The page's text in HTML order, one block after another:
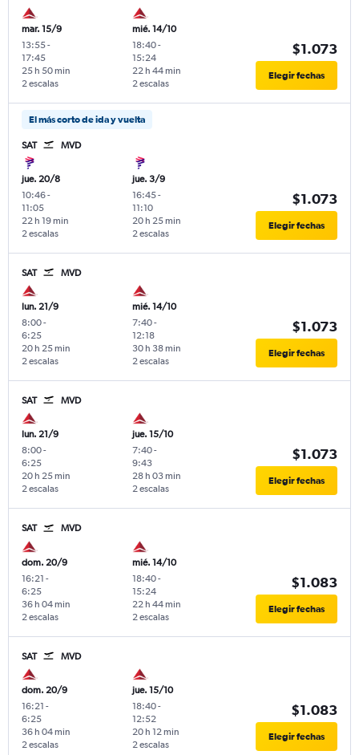
mar. 15/9
13:55-
17:45
2 escalas
25 h 50 min
mié. 14/10
18:40-
15:24
2 escalas
22 h 44 min
$1.073
Elegir fechas
El más corto de ida y vuelta
SAT MVD
jue. 20/8
10:46-
11:05
2 escalas
22 h 19 min
jue. 3/9
16:45-
11:10
2 escalas
20 h 25 min
$1.073
Elegir fechas
SAT MVD
lun. 21/9
8:00-
6:25
2 escalas
20 h 25 min
mié. 14/10
7:40-
12:18
2 escalas
30 h 38 min
$1.073
Elegir fechas
SAT MVD
lun. 21/9
8:00-
6:25
2 escalas
20 h 25 min
jue. 15/10
7:40-
9:43
2 escalas
28 h 03 min
$1.073
Elegir fechas
SAT MVD
dom. 20/9
16:21 -
6:25
2 escalas
36 h 04 min
mié. 14/10
18:40-
15:24
2 escalas
22 h 44 min
$1.083
Elegir fechas
SAT MVD
dom. 20/9
16:21 -
6:25
2 escalas
36 h 04 min
jue. 15/10
18:40-
12:52
2 escalas
20 h 12 min
$1.083
Elegir fechas